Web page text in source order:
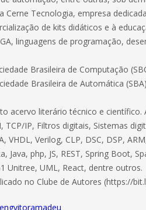
Cerne Tecnologia, empresa
de kits didáticos e à
linguagens de programação,
Brasileira de Computação
Brasileira de Automática
acervo literário técnico e científico.
TCP/IP, Filtros digitais, Sistemas
VHDL, Verilog, CLP, DSC, DSP,
php, JS, REST, Spring Boot,
Unitree, UML, React, dentre outros.
no Clube de Autores (https://